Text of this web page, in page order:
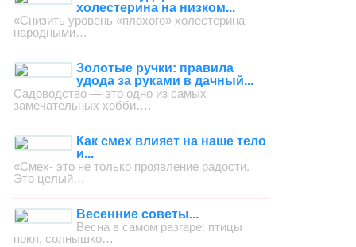
холестерина на низком...
«Снизить уровень «плохого» холестерина
народными…
Золотые ручки: правила
удода за руками в дачный...
Садоводство — это одно из самых
замечательных хобби….
Как смех влияет на наше тело
и...
«Смех- это не только проявление радости.
Это целый…
Весенние советы...
Весна в самом разгаре: птицы
поют, солнышко…